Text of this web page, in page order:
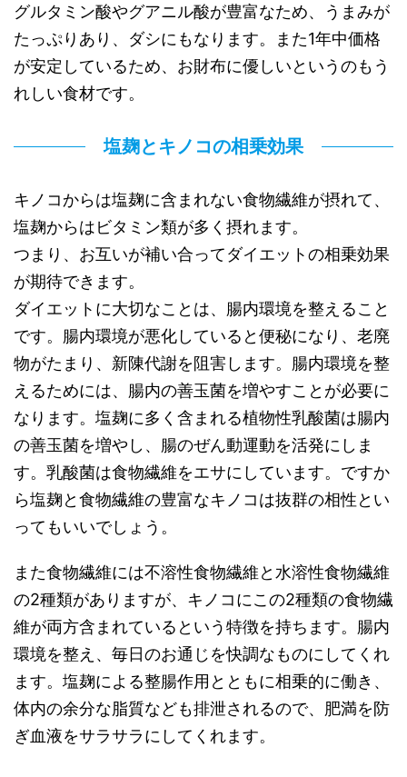
グルタミン酸やグアニル酸が豊富なため、うまみが
たっぷりあり、ダシにもなります。また1年中価格
が安定しているため、お財布に優しいというのもう
れしい食材です。
塩麹とキノコの相乗効果
キノコからは塩麹に含まれない食物繊維が摂れて、
塩麹からはビタミン類が多く摂れます。
つまり、お互いが補い合ってダイエットの相乗効果
が期待できます。
ダイエットに大切なことは、腸内環境を整えること
です。腸内環境が悪化していると便秘になり、老廃
物がたまり、新陳代謝を阻害します。腸内環境を整
えるためには、腸内の善玉菌を増やすことが必要に
なります。塩麹に多く含まれる植物性乳酸菌は腸内
の善玉菌を増やし、腸のぜん動運動を活発にしま
す。乳酸菌は食物繊維をエサにしています。ですか
ら塩麹と食物繊維の豊富なキノコは抜群の相性とい
ってもいいでしょう。
また食物繊維には不溶性食物繊維と水溶性食物繊維
の2種類がありますが、キノコにこの2種類の食物繊
維が両方含まれているという特徴を持ちます。腸内
環境を整え、毎日のお通じを快調なものにしてくれ
ます。塩麹による整腸作用とともに相乗的に働き、
体内の余分な脂質なども排泄されるので、肥満を防
ぎ血液をサラサラにしてくれます。